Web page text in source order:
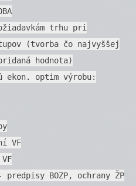
trhu pri
(tvorba čo najvyššej
hodnota)
ekon. optim výrobu:
VF
BOZP, ochrany ŽP